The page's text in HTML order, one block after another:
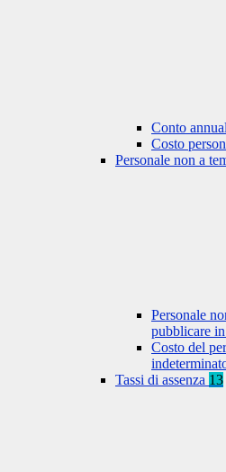
Conto
Costo
Personale non a
Personale
pubblicare
Costo del
Tassi di assenza 13